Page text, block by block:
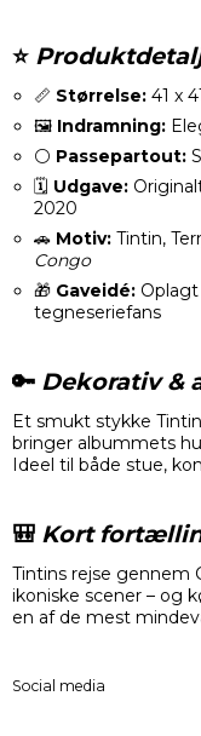
⭐
📏 Størrelse:41 x
🖼️ Indramning:
⚪ Passepartout:
🗓️ Udgave:
2020
🚗 Motiv:Tintin,
Congo
🎁 Gaveidé:Oplagt
tegneseriefans
🔑 Dekorativ &
Et smukt stykke
bringer albummets
Ideel til både stue,
🎒 Kort
Tintins rejse gennem
ikoniske scener – og
en af de mest
Social media